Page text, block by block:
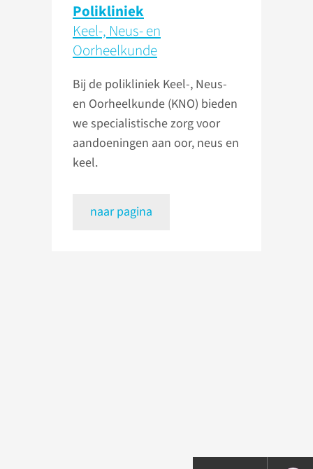
Polikliniek
Keel-, Neus- en
Oorheelkunde
Bij de polikliniek Keel-, Neus-
en Oorheelkunde (KNO) bieden
we specialistische zorg voor
aandoeningen aan oor, neus en
keel.
naar pagina